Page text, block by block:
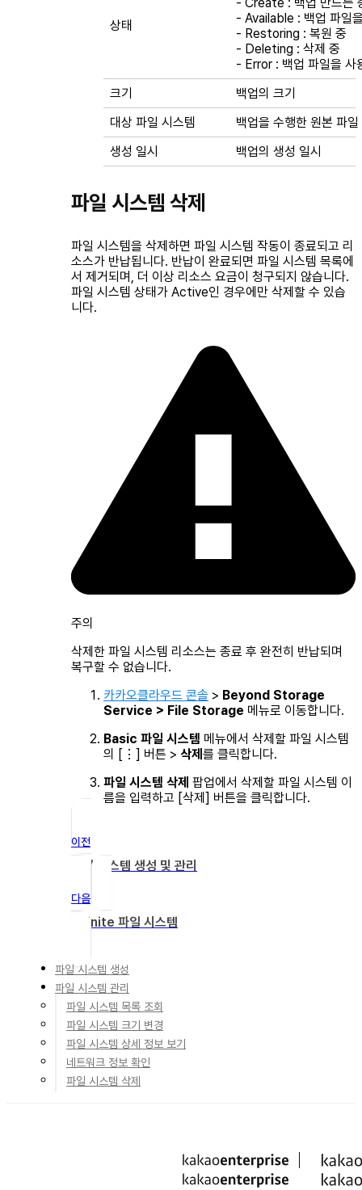
상태
- Available : 백업 파일
- Restoring : 복원 중
- Deleting : 삭제 중
- Error : 백업 파일을 사
크기
백업의 크기
대상 파일 시스템
백업을 수행한 원본 파
생성 일시
백업의 생성 일시
파일 시스템 삭제
파일 시스템을 삭제하면 파일 시스템 작동이 종료되고 리
소스가 반납됩니다. 반납이 완료되면 파일 시스템 목록에
서 제거되며, 더 이상 리소스 요금이 청구되지 않습니다.
파일 시스템 상태가 Active인 경우에만 삭제할 수 있습
니다.
주의
삭제한 파일 시스템 리소스는 종료 후 완전히 반납되며
복구할 수 없습니다.
카카오클라우드 콘솔 > Beyond Storage
Service > File Storage 메뉴로 이동합니다.
Basic 파일 시스템 메뉴에서 삭제할 파일 시스템
의 [⋮] 버튼 > 삭제 를 클릭합니다.
파일 시스템 삭제 팝업에서 삭제할 파일 시스템 이
름을 입력하고 [삭제] 버튼을 클릭합니다.
이전
파일 시스템 생성 및 관리
다음
Infinite 파일 시스템
파일 시스템 생성
파일 시스템 관리
파일 시스템 목록 조회
파일 시스템 크기 변경
파일 시스템 상세 정보 보기
네트워크 정보 확인
파일 시스템 삭제